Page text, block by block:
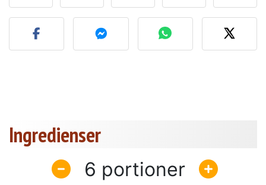
Lägg upp ditt foto av
Ingredienser
6